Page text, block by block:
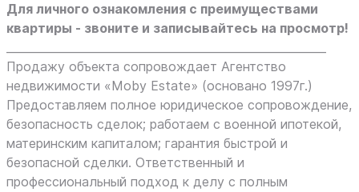
Для личного ознакомления с преимуществами
квартиры - звоните и записывайтесь на просмотр!
Продажу объекта сопровождает Агентство
недвижимости «Moby Estate» (основано 1997г.)
Предоставляем полное юридическое сопровождение,
безопасность сделок; работаем с военной ипотекой,
материнским капиталом; гарантия быстрой и
безопасной сделки. Ответственный и
профессиональный подход к делу с полным